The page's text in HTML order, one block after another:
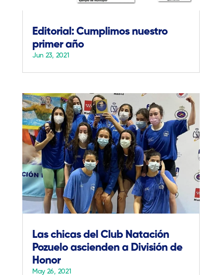
Editorial: Cumplimos nuestro
primer año
Jun 23, 2021
Las chicas del Club Natación
Pozuelo ascienden a División de
Honor
May 26, 2021